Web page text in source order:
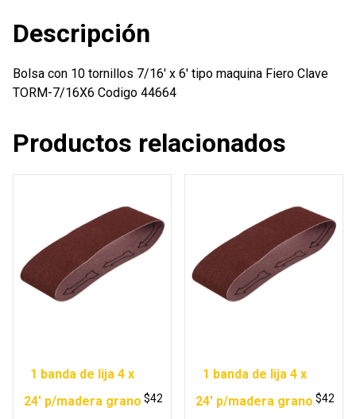
cantidad
Descripción
Bolsa con 10 tornillos 7/16′ x 6′ tipo maquina Fiero Clave
TORM-7/16X6 Codigo 44664
Productos relacionados
1 banda de lija 4 x
24′ p/madera grano $42
1 banda de lija 4 x
24′ p/madera grano $42